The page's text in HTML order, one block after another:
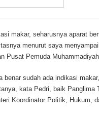
makar, seharusnya aparat
menurut saya
Pusat Pemuda
benar sudah ada indikasi
kata Pedri, baik
Koordinator Politik, Hukum,